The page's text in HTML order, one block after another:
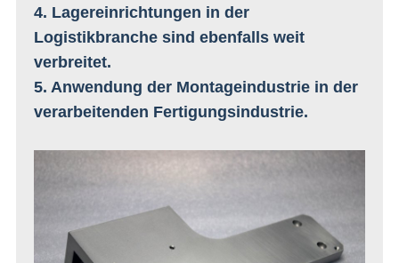
4. Lagereinrichtungen in der
Logistikbranche sind ebenfalls weit
verbreitet.
5. Anwendung der Montageindustrie in der
verarbeitenden Fertigungsindustrie.